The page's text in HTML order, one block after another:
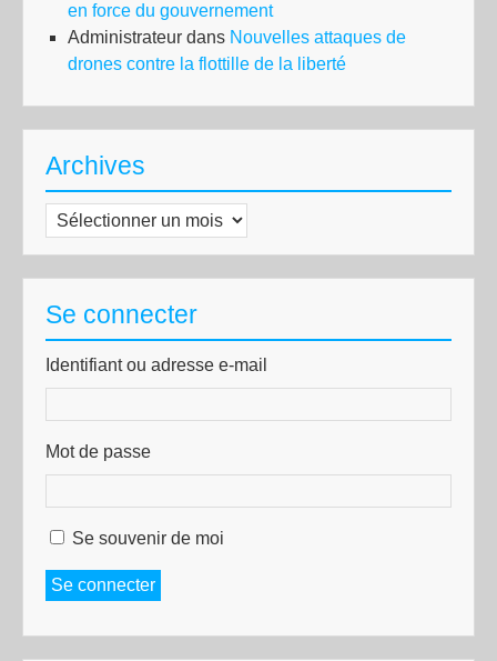
en force du gouvernement
Administrateur dans Nouvelles attaques de
drones contre la flottille de la liberté
Archives
Archives
Se connecter
Identifiant ou adresse e-mail
Mot de passe
Se souvenir de moi
Se connecter